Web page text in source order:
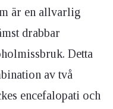
är en allvarlig
drabbar
Detta
av två
encefalopati och